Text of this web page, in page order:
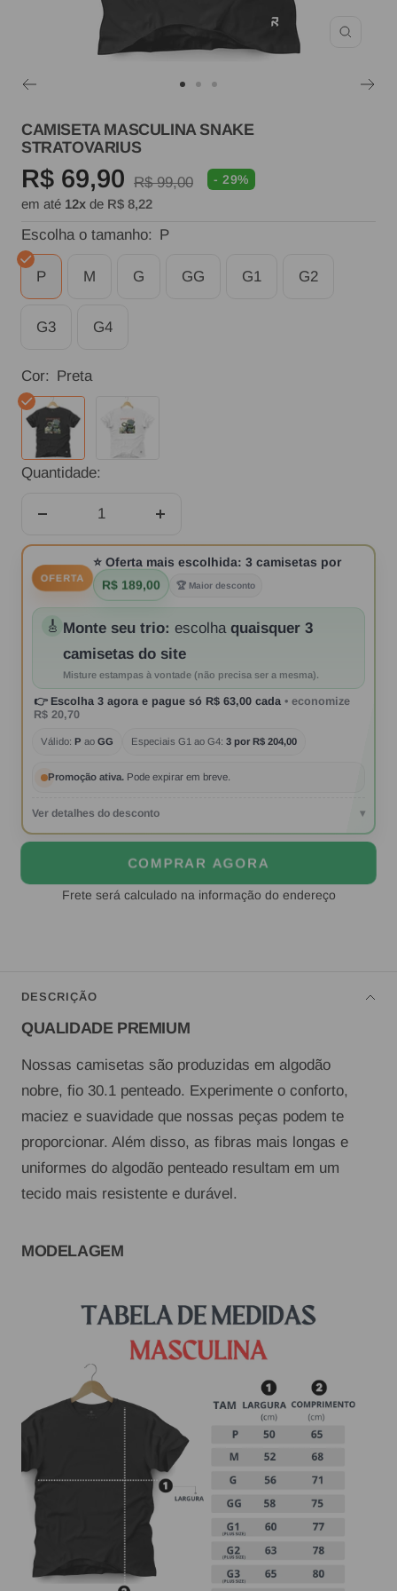
ao
1
aoao
3
CAMISETA MASCULINA SNAKE
STRATOVARIUS
Preço
promocional
R$ 69,90 Preço
normal
R$ 99,00 - 29%
em até 12x de R$ 8,22
Escolha o tamanho: P
P M G GG G1 G2
G3 G4
Cor:
Preta
Preta
Branca
Quantidade:
quantidade
quantidade
OFERTA
⭐ Oferta mais escolhida: 3 camisetas por
R$ 189,00
🏆 Maior desconto
🎸 Monte seu trio: escolha quaisquer 3
camisetas do site
Misture estampas à vontade (não precisa ser a mesma).
👉 Escolha 3 agora e pague só R$ 63,00 cada • economize
R$ 20,70
Válido: P ao GG Especiais G1 ao G4: 3 por R$ 204,00
Promoção ativa. Pode expirar em breve.
Ver detalhes do desconto ▾
COMPRAR AGORA
Frete será calculado na informação do endereço
DESCRIÇÃO
QUALIDADE PREMIUM
Nossas camisetas são produzidas em algodão
nobre, fio 30.1 penteado. Experimente o conforto,
maciez e suavidade que nossas peças podem te
proporcionar. Além disso, as fibras mais longas e
uniformes do algodão penteado resultam em um
tecido mais resistente e durável.
MODELAGEM